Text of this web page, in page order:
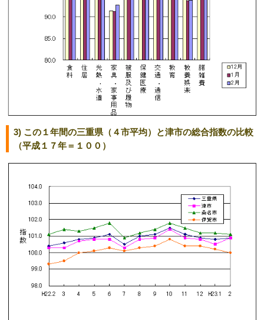
3) この１年間の三重県（４市平均）と津市の総合指数の比較
（平成１７年＝１００）